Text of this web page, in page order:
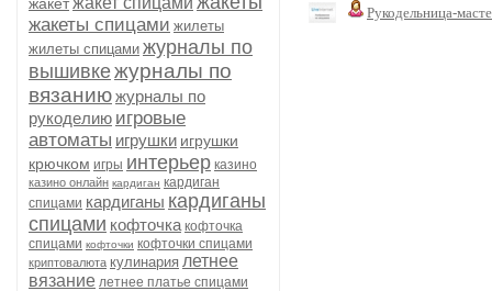
жакеты спицами жилеты
жилеты спицами журналы по
вышивкежурналы по
вязаниюжурналы по
рукоделию игровые
автоматы игрушки игрушки
крючком игры интерьер казино
казино онлайн кардиган кардиган
спицами кардиганы кардиганы
спицами кофточка кофточка
спицами кофточки кофточки спицами
криптовалюта кулинария летнее
вязание летнее платье спицами
Рукодельница-